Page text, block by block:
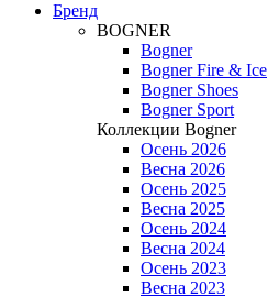
Бренд
BOGNER
Bogner
Bogner Fire & Ice
Bogner Shoes
Bogner Sport
Коллекции Bogner
Осень 2026
Весна 2026
Осень 2025
Весна 2025
Осень 2024
Весна 2024
Осень 2023
Весна 2023